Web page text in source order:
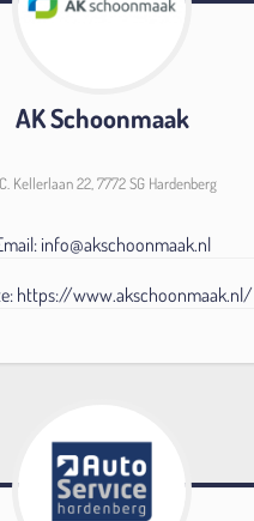
AK Schoonmaak
Kellerlaan 22, 7772 SG Hardenberg
info@akschoonmaak.nl
https://www.akschoonmaak.nl/